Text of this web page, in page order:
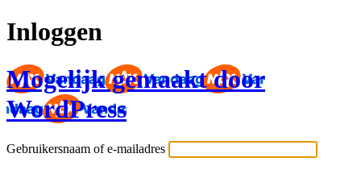
Inloggen
Mogelijk gemaakt door
WordPress
Gebruikersnaam of e-mailadres